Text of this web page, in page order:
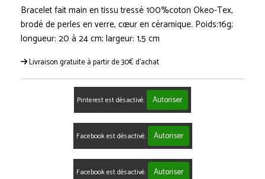
Bracelet fait main en tissu tressé 100%coton Okeo-Tex,
brodé de perles en verre, cœur en céramique. Poids:16g;
longueur: 20 à 24 cm; largeur: 1,5 cm
Livraison gratuite à partir de 30€ d'achat
Pinterest est désactivé. Autoriser
Facebook est désactivé. Autoriser
Facebook est désactivé. Autoriser